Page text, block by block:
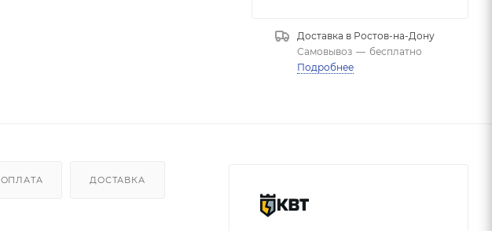
Доставка в Ростов-на-Дону
Самовывоз — бесплатно
Подробнее
ОПЛАТА ДОСТАВКА